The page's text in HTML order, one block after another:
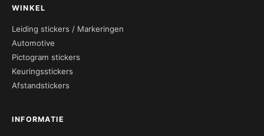
WINKEL
Leiding stickers / Markeringen
Automotive
Pictogram stickers
Keuringsstickers
Afstandstickers
INFORMATIE